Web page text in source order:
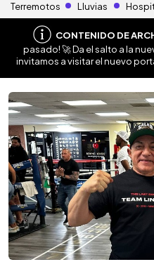
Terremotos Lluvias
CONTENIDO DE
pasado! 🚀 Da el salto a la
invitamos a visitar el nuevo